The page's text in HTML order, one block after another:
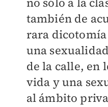
también de
rara
una
de la calle, en
vida y una
al ámbito